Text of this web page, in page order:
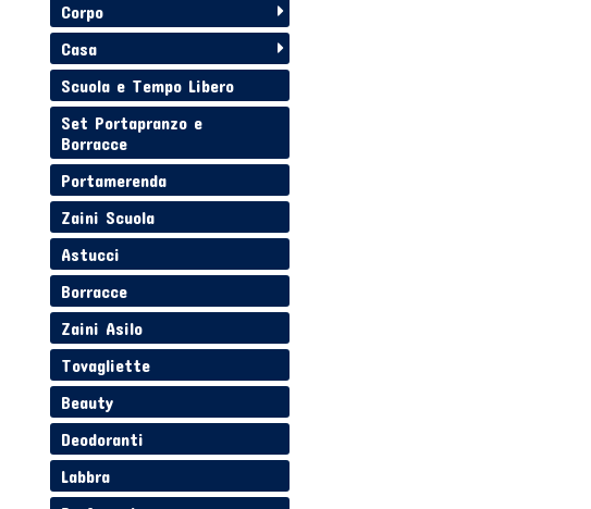
Corpo
Casa
Scuola e Tempo Libero
Set Portapranzo e
Borracce
Portamerenda
Zaini Scuola
Astucci
Borracce
Zaini Asilo
Tovagliette
Beauty
Deodoranti
Labbra